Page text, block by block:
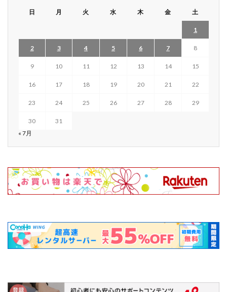
日 月 火 水 木 金 土
1
2 3 4 5 6 7 8
9 10 11 12 13 14 15
16 17 18 19 20 21 22
23 24 25 26 27 28 29
30
31
« 7月